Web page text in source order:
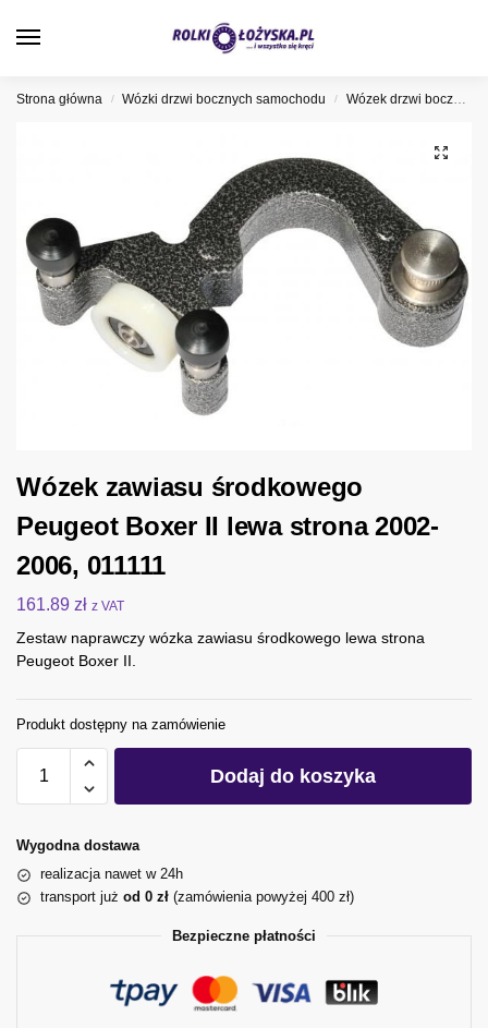
Strona główna / Wózki drzwi bocznych samochodu / Wózek drzwi bocznych Peugeot
Wózek zawiasu środkowego
Peugeot Boxer II lewa strona 2002-
2006, 011111
161.89 zł z VAT
Zestaw naprawczy wózka zawiasu środkowego lewa strona
Peugeot Boxer II.
Produkt dostępny na zamówienie
Dodaj do koszyka
Wygodna dostawa
realizacja nawet w 24h
transport już od 0 zł (zamówienia powyżej 400 zł)
Bezpieczne płatności